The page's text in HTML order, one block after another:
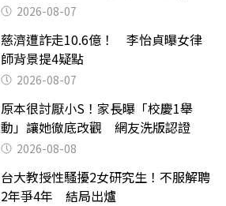
2026-08-07
慈濟遭詐走10.6億！ 李怡貞曝女律
師背景提4疑點
2026-08-07
原本很討厭小S！家長曝「校慶1舉
動」讓她徹底改觀 網友洗版認證
2026-08-08
台大教授性騷擾2女研究生！不服解聘
2年爭4年 結局出爐